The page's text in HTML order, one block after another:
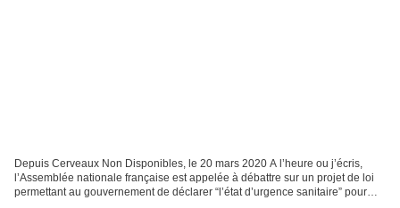
Depuis Cerveaux Non Disponibles, le 20 mars 2020 A l’heure ou j’écris,
l’Assemblée nationale française est appelée à débattre sur un projet de loi
permettant au gouvernement de déclarer “l’état d’urgence sanitaire” pour